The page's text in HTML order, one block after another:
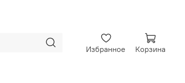
Избранное Корзина